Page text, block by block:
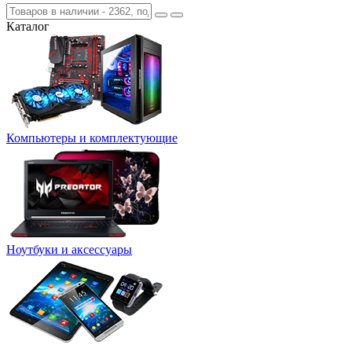
Каталог
Компьютеры и комплектующие
Ноутбуки и аксессуары